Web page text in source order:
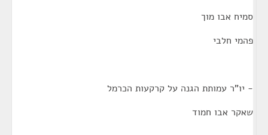
סמיח אבו מוך
פהמי חלבי
- יו"ר עמותת הגנה על קרקעות הכרמל
שאקר אבו חמוד